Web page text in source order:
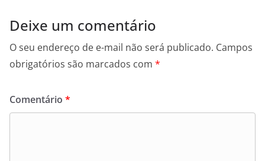
Deixe um comentário
O seu endereço de e-mail não será publicado. Campos
obrigatórios são marcados com *
Comentário *